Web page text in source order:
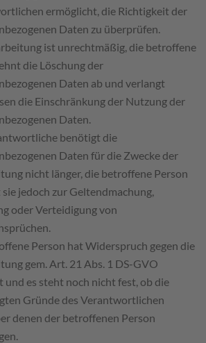
ermöglicht, die Richtigkeit der
Daten zu überprüfen.
ist unrechtmäßig, die betroffene
die Löschung der
Daten ab und verlangt
die Einschränkung der Nutzung der
Daten.
benötigt die
Daten für die Zwecke der
nicht länger, die betroffene Person
jedoch zur Geltendmachung,
oder Verteidigung von
Person hat Widerspruch gegen die
gem. Art. 21 Abs. 1 DS-GVO
und es steht noch nicht fest, ob die
Gründe des Verantwortlichen
denen der betroffenen Person